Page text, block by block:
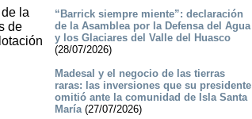
la
de
“Barrick siempre miente”: declaración
de la Asamblea por la Defensa del Agua
y los Glaciares del Valle del Huasco
(28/07/2026)
Madesal y el negocio de las tierras
raras: las inversiones que su presidente
omitió ante la comunidad de Isla Santa
María(27/07/2026)